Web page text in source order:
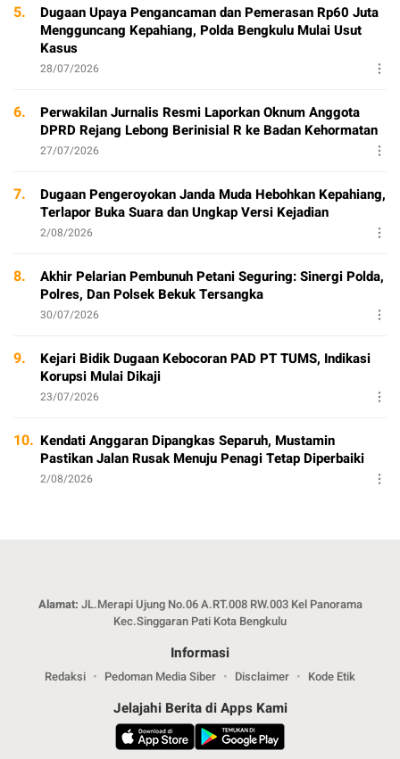
5.
Dugaan Upaya Pengancaman dan Pemerasan Rp60 Juta
Mengguncang Kepahiang, Polda Bengkulu Mulai Usut
Kasus
28/07/2026
6.
Perwakilan Jurnalis Resmi Laporkan Oknum Anggota
DPRD Rejang Lebong Berinisial R ke Badan Kehormatan
27/07/2026
7.
Dugaan Pengeroyokan Janda Muda Hebohkan Kepahiang,
Terlapor Buka Suara dan Ungkap Versi Kejadian
2/08/2026
8.
Akhir Pelarian Pembunuh Petani Seguring: Sinergi Polda,
Polres, Dan Polsek Bekuk Tersangka
30/07/2026
9.
Kejari Bidik Dugaan Kebocoran PAD PT TUMS, Indikasi
Korupsi Mulai Dikaji
23/07/2026
10. Kendati Anggaran Dipangkas Separuh, Mustamin
Pastikan Jalan Rusak Menuju Penagi Tetap Diperbaiki
2/08/2026
Alamat: JL.Merapi Ujung No.06 A.RT.008 RW.003 Kel Panorama
Kec.Singgaran Pati Kota Bengkulu
Informasi
Redaksi Pedoman Media Siber Disclaimer Kode Etik
Jelajahi Berita di Apps Kami